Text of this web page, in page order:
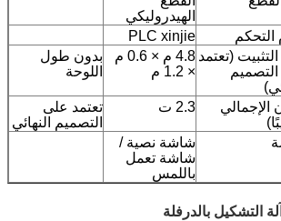
الهيدروليكي
التحكم
PLC xinjie
التثبيت (تعتمد
4.8 م × 0.6 م
× 1.2 م
بدون طول
اللوحة
الإجمالي
2.3 ت
تعتمد على
التصميم النهائي
شاشة نصية /
شاشة تعمل
باللمس
التشكيل بالدرفلة